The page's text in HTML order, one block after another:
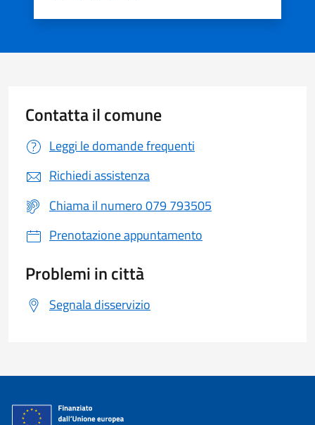
Contatta il comune
Leggi le domande frequenti
Richiedi assistenza
Chiama il numero 079 793505
Prenotazione appuntamento
Problemi in città
Segnala disservizio